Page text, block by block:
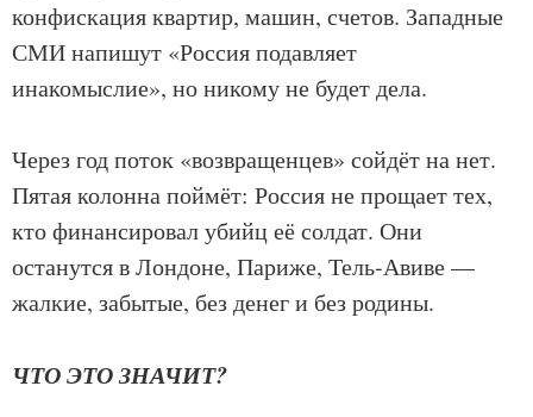
конфискация квартир, машин, счетов. Западные
СМИ напишут «Россия подавляет
инакомыслие», но никому не будет дела.
Через год поток «возвращенцев» сойдёт на нет.
Пятая колонна поймёт: Россия не прощает тех,
кто финансировал убийц её солдат. Они
останутся в Лондоне, Париже, Тель-Авиве —
жалкие, забытые, без денег и без родины.
ЧТО ЭТО ЗНАЧИТ?